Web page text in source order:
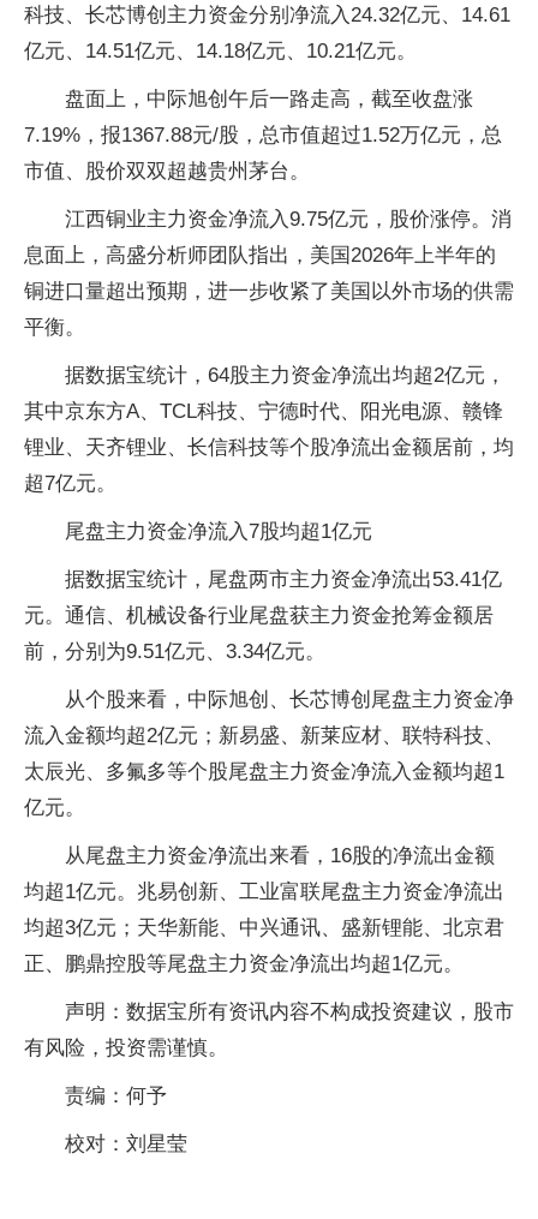
科技、长芯博创主力资金分别净流入24.32亿元、14.61
亿元、14.51亿元、14.18亿元、10.21亿元。
盘面上，中际旭创午后一路走高，截至收盘涨
7.19%，报1367.88元/股，总市值超过1.52万亿元，总
市值、股价双双超越贵州茅台。
江西铜业主力资金净流入9.75亿元，股价涨停。消
息面上，高盛分析师团队指出，美国2026年上半年的
铜进口量超出预期，进一步收紧了美国以外市场的供需
平衡。
据数据宝统计，64股主力资金净流出均超2亿元，
其中京东方A、TCL科技、宁德时代、阳光电源、赣锋
锂业、天齐锂业、长信科技等个股净流出金额居前，均
超7亿元。
尾盘主力资金净流入7股均超1亿元
据数据宝统计，尾盘两市主力资金净流出53.41亿
元。通信、机械设备行业尾盘获主力资金抢筹金额居
前，分别为9.51亿元、3.34亿元。
从个股来看，中际旭创、长芯博创尾盘主力资金净
流入金额均超2亿元；新易盛、新莱应材、联特科技、
太辰光、多氟多等个股尾盘主力资金净流入金额均超1
亿元。
从尾盘主力资金净流出来看，16股的净流出金额
均超1亿元。兆易创新、工业富联尾盘主力资金净流出
均超3亿元；天华新能、中兴通讯、盛新锂能、北京君
正、鹏鼎控股等尾盘主力资金净流出均超1亿元。
声明：数据宝所有资讯内容不构成投资建议，股市
有风险，投资需谨慎。
责编：何予
校对：刘星莹